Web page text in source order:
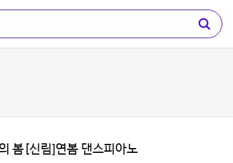
봄[신림]연봄 댄스피아노